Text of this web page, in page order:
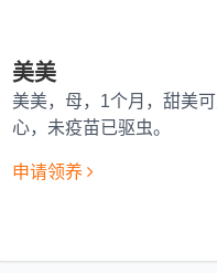
美美
美美，母，1个月，甜美
心，未疫苗已驱虫。
申请领养